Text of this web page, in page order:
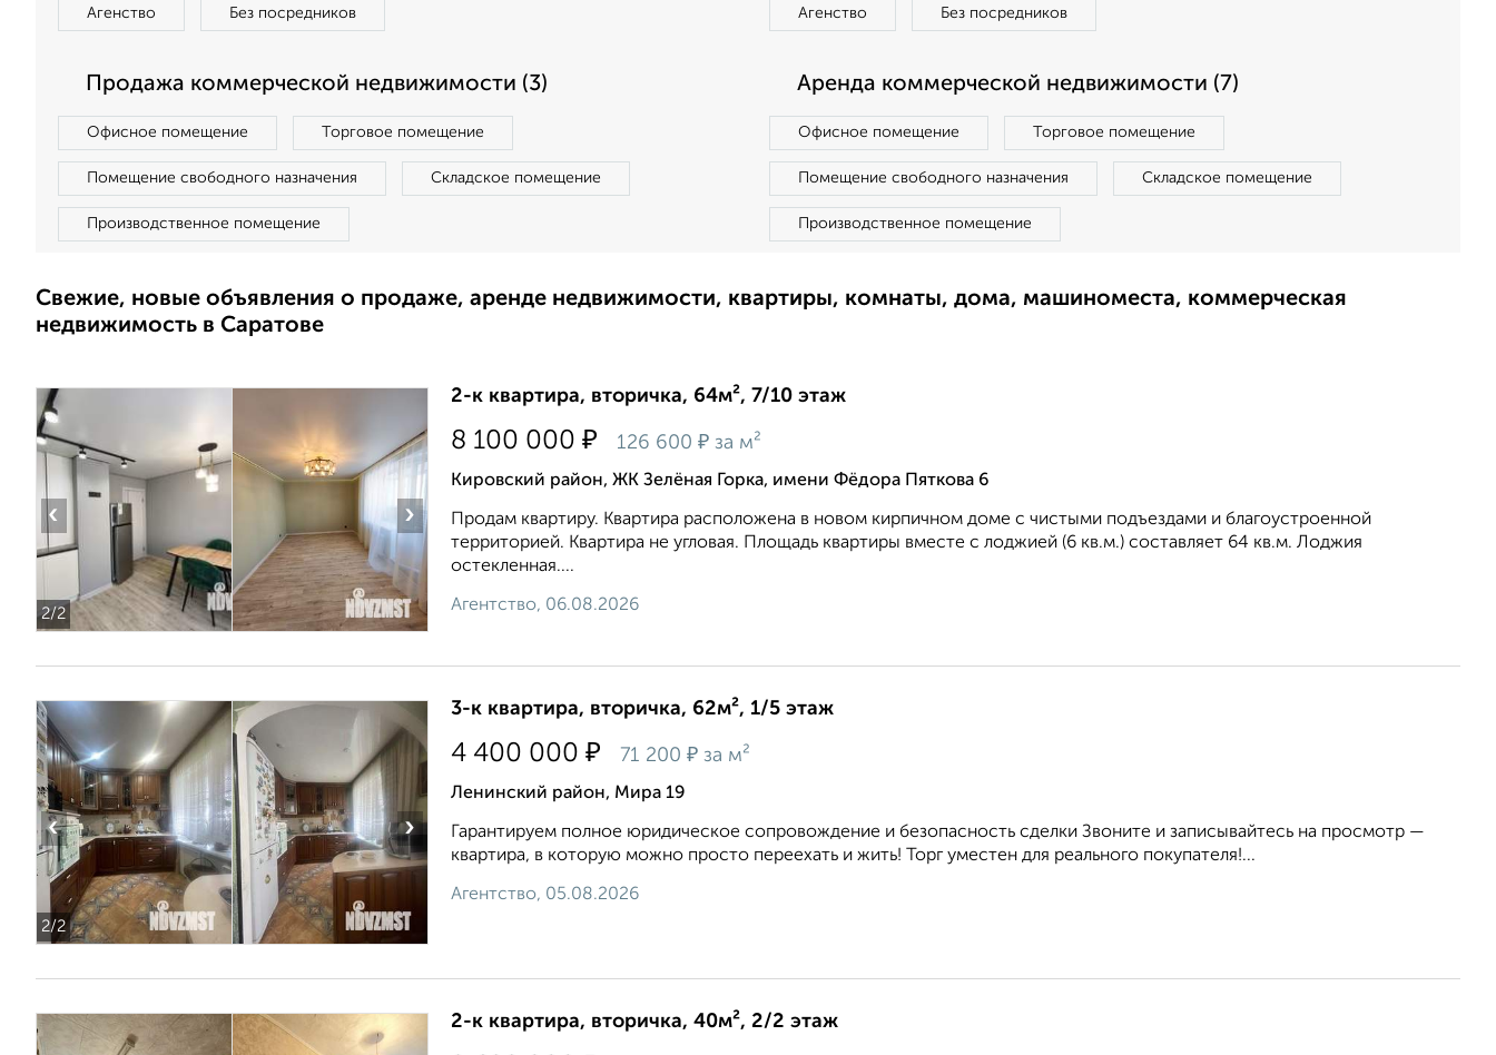
Агенство Без посредников Агенство Без посредников
Продажа коммерческой недвижимости (3)
Офисное помещение Торговое помещение
Помещение свободного назначения Складское помещение
Производственное помещение
Аренда коммерческой недвижимости (7)
Офисное помещение Торговое помещение
Помещение свободного назначения Складское помещение
Производственное помещение
Свежие, новые объявления о продаже, аренде недвижимости, квартиры, комнаты, дома, машиноместа, коммерческая
недвижимость в Саратове
2/2
‹ ›
2-к квартира, вторичка, 64м², 7/10 этаж
8 100 000 ₽ 126 600 ₽ за м²
Кировский район, ЖК Зелёная Горка, имени Фёдора Пяткова 6
Продам квартиру. Квартира расположена в новом кирпичном доме с чистыми подъездами и благоустроенной
территорией. Квартира не угловая. Площадь квартиры вместе с лоджией (6 кв.м.) составляет 64 кв.м. Лоджия
остекленная....
Агентство, 06.08.2026
2/2
‹ ›
3-к квартира, вторичка, 62м², 1/5 этаж
4 400 000 ₽ 71 200 ₽ за м²
Ленинский район, Мира 19
Гарантируем полное юридическое сопровождение и безопасность сделки Звоните и записывайтесь на просмотр —
квартира, в которую можно просто переехать и жить! Торг уместен для реального покупателя!...
Агентство, 05.08.2026
2-к квартира, вторичка, 40м², 2/2 этаж